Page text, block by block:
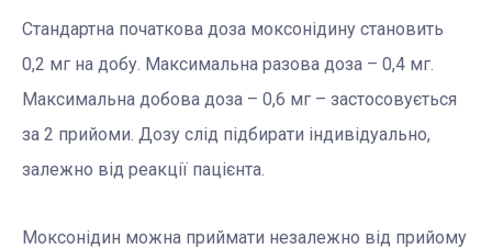
Стандартна початкова доза моксонідину становить
0,2 мг на добу. Максимальна разова доза – 0,4 мг.
Максимальна добова доза – 0,6 мг – застосовується
за 2 прийоми. Дозу слід підбирати індивідуально,
залежно від реакції пацієнта.
Моксонідин можна приймати незалежно від прийому